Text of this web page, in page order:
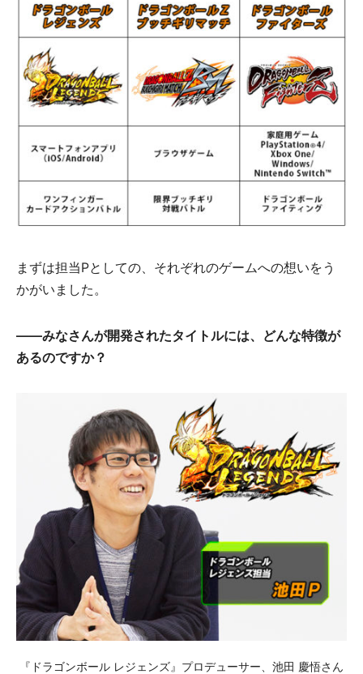
まずは担当Pとしての、それぞれのゲームへの想いをう
かがいました。
――みなさんが開発されたタイトルには、どんな特徴が
あるのですか？
『ドラゴンボール レジェンズ』プロデューサー、池田 慶悟さん